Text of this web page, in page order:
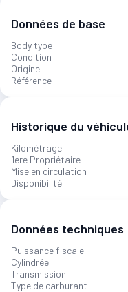
Données de base
Body type
Condition
Origine
Référence
Historique du
Kilométrage
1ere Propriétaire
Mise en circulation
Disponibilité
Données techniques
Puissance fiscale
Cylindrée
Transmission
Type de carburant